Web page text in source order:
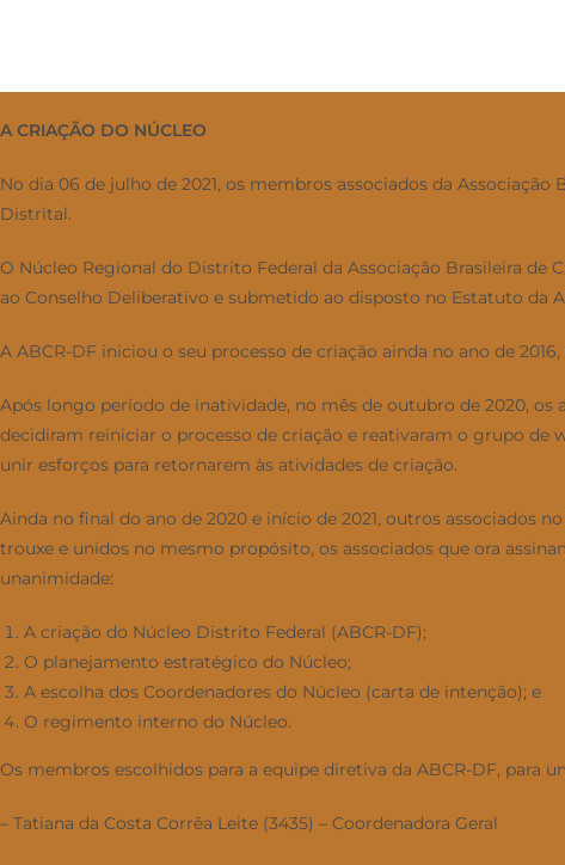
A CRIAÇÃO DO NÚCLEO
No dia 06 de julho de 2021, os membros associados da
Distrital.
O Núcleo Regional do Distrito Federal da Associação Brasileira de
ao Conselho Deliberativo e submetido ao disposto no Estatuto da
A ABCR-DF iniciou o seu processo de criação ainda no ano de
Após longo período de inatividade, no mês de outubro de 2020, os
decidiram reiniciar o processo de criação e reativaram o grupo de
unir esforços para retornarem às atividades de criação.
Ainda no final do ano de 2020 e início de 2021, outros associados
trouxe e unidos no mesmo propósito, os associados que ora
unanimidade:
A criação do Núcleo Distrito Federal (ABCR-DF);
O planejamento estratégico do Núcleo;
A escolha dos Coordenadores do Núcleo (carta de intenção); e
O regimento interno do Núcleo.
Os membros escolhidos para a equipe diretiva da ABCR-DF, para
– Tatiana da Costa Corrêa Leite (3435) – Coordenadora Geral